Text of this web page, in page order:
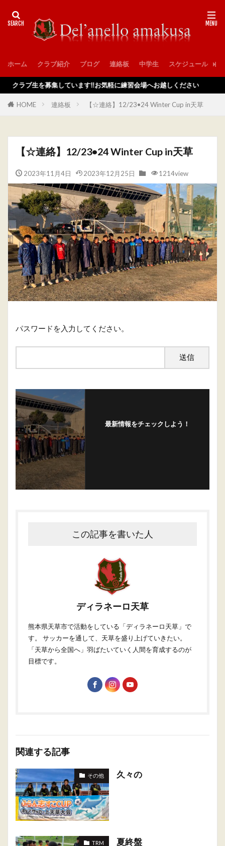
ホーム クラブ紹介 ブログ 連絡板 中学生 スケジュール
ブ生を募集しています‼️お気軽に練習会場へお越しください
HOME 連絡板 【☆連絡】12/23•24 Winter Cup in天草
【☆連絡】12/23•24 Winter Cup in天草
2023年11月4日 2023年12月25日 1214view
パスワードを入力してください。
最新情報をチェックしよう！
この記事を書いた人
ディラネーロ天草
熊本県天草市で活動をしている「ディラネーロ天草」で
す。 サッカーを通して、天草を盛り上げていきたい。
「天草から全国へ」羽ばたいていく人間を育成するのが
目標です。
関連する記事
その他 久々の
TRM 夏終盤